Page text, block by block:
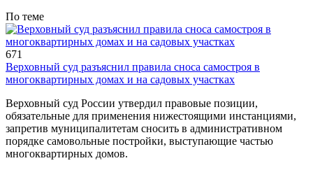
По теме
671
Верховный суд разъяснил правила сноса самостроя в
многоквартирных домах и на садовых участках
Верховный суд России утвердил правовые позиции,
обязательные для применения нижестоящими инстанциями,
запретив муниципалитетам сносить в административном
порядке самовольные постройки, выступающие частью
многоквартирных домов.